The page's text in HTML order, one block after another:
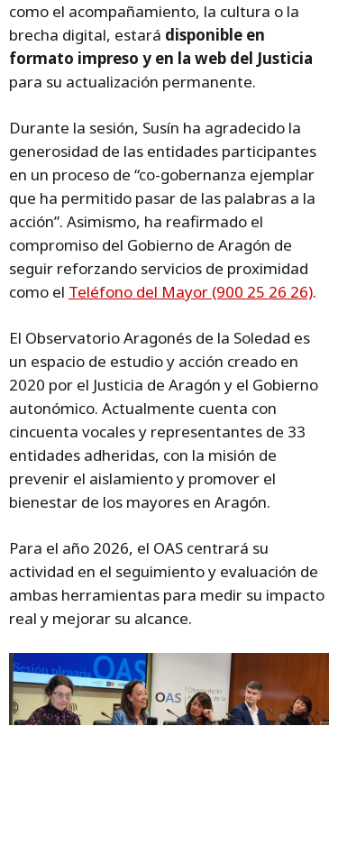
como el acompañamiento, la cultura o la
brecha digital, estará disponible en
formato impreso y en la web del Justicia
para su actualización permanente.
Durante la sesión, Susín ha agradecido la
generosidad de las entidades participantes
en un proceso de “co-gobernanza ejemplar
que ha permitido pasar de las palabras a la
acción”. Asimismo, ha reafirmado el
compromiso del Gobierno de Aragón de
seguir reforzando servicios de proximidad
como el Teléfono del Mayor (900 25 26 26).
El Observatorio Aragonés de la Soledad es
un espacio de estudio y acción creado en
2020 por el Justicia de Aragón y el Gobierno
autonómico. Actualmente cuenta con
cincuenta vocales y representantes de 33
entidades adheridas, con la misión de
prevenir el aislamiento y promover el
bienestar de los mayores en Aragón.
Para el año 2026, el OAS centrará su
actividad en el seguimiento y evaluación de
ambas herramientas para medir su impacto
real y mejorar su alcance.